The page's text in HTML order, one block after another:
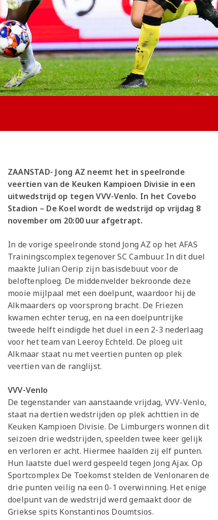
Jong AZ
Seizoenkaart
ZAANSTAD- Jong AZ neemt het in speelronde
veertien van de Keuken Kampioen Divisie in een
uitwedstrijd op tegen VVV-Venlo. In het Covebo
Stadion – De Koel wordt de wedstrijd op vrijdag 8
november om 20:00 uur afgetrapt.
In de vorige speelronde stond Jong AZ op het AFAS
Trainingscomplex tegenover SC Cambuur. In dit duel
maakte Julian Oerip zijn basisdebuut voor de
beloftenploeg. De middenvelder bekroonde deze
mooie mijlpaal met een doelpunt, waardoor hij de
Alkmaarders op voorsprong bracht. De Friezen
kwamen echter terug, en na een doelpuntrijke
tweede helft eindigde het duel in een 2-3 nederlaag
voor het team van Leeroy Echteld. De ploeg uit
Alkmaar staat nu met veertien punten op plek
veertien van de ranglijst.
VVV-Venlo
De tegenstander van aanstaande vrijdag, VVV-Venlo,
staat na dertien wedstrijden op plek achttien in de
Keuken Kampioen Divisie. De Limburgers wonnen dit
seizoen drie wedstrijden, speelden twee keer gelijk
en verloren er acht. Hiermee haalden zij elf punten.
Hun laatste duel werd gespeeld tegen Jong Ajax. Op
Sportcomplex De Toekomst stelden de Venlonaren de
drie punten veilig na een 0-1 overwinning. Het enige
doelpunt van de wedstrijd werd gemaakt door de
Griekse spits Konstantinos Doumtsios.